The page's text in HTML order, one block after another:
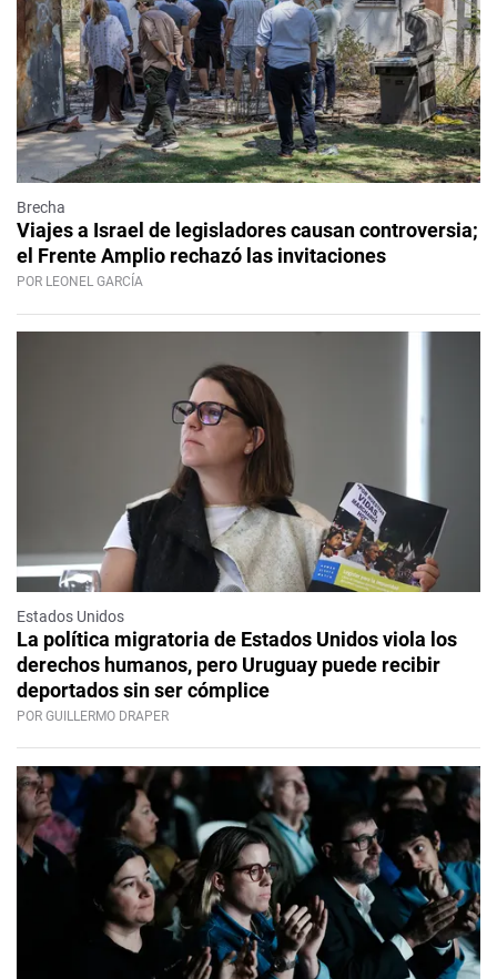
Brecha
Viajes a Israel de legisladores causan controversia;
el Frente Amplio rechazó las invitaciones
POR LEONEL GARCÍA
Estados Unidos
La política migratoria de Estados Unidos viola los
derechos humanos, pero Uruguay puede recibir
deportados sin ser cómplice
POR GUILLERMO DRAPER